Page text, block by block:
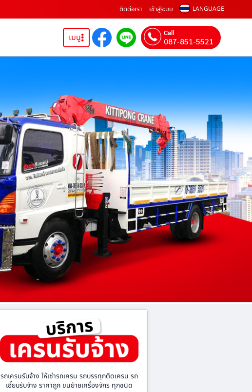
ติดต่อเรา เข้าสู่ระบบ LANGUAGE
เมนู Call
087-851-5521
รถเครนรับจ้าง ให้เช่ารถเครน รถบรรทุกติดเครน รถ
เฮี๊ยบรับจ้าง ราคาถูก ขนย้ายเครื่องจักร ทุกชนิด